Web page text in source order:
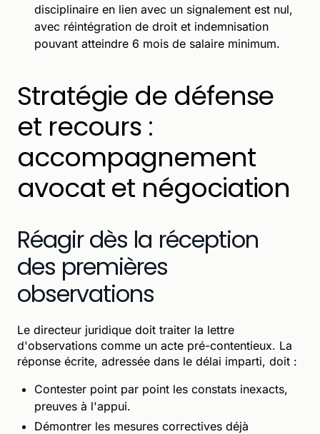
disciplinaire en lien avec un signalement est nul,
avec réintégration de droit et indemnisation
pouvant atteindre 6 mois de salaire minimum.
Stratégie de défense
et recours :
accompagnement
avocat et négociation
Réagir dès la réception
des premières
observations
Le directeur juridique doit traiter la lettre
d'observations comme un acte pré-contentieux. La
réponse écrite, adressée dans le délai imparti, doit :
Contester point par point les constats inexacts,
preuves à l'appui.
Démontrer les mesures correctives déjà